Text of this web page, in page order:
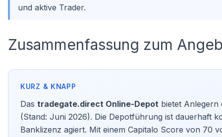
und aktive Trader.
Zusammenfassung zum
Das tradegate.direct Online-Depot bietet Anlegern
(Stand: Juni 2026). Die Depotführung ist dauerhaft
Banklizenz agiert. Mit einem Capitalo Score von 70